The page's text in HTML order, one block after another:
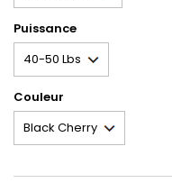
Puissance
Couleur